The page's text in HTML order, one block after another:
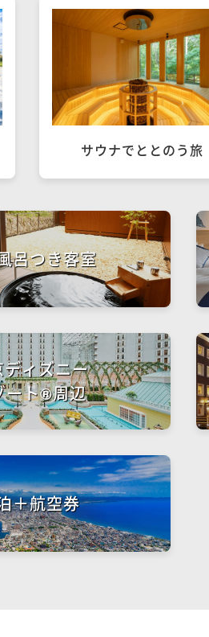
サウナでととのう旅
呂つき客室
ディズニー
ート®周辺
＋航空券